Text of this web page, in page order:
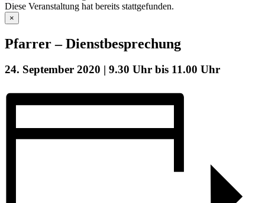
Diese Veranstaltung hat bereits stattgefunden.
×
Pfarrer – Dienstbesprechung
24. September 2020 | 9.30 Uhr bis 11.00 Uhr